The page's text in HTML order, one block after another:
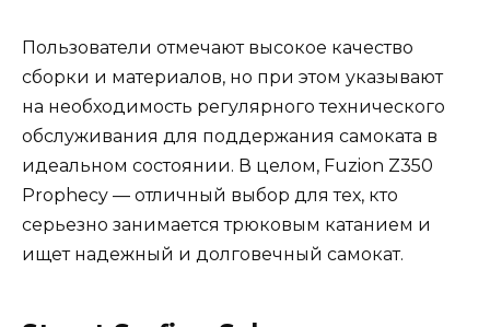
Пользователи отмечают высокое качество
сборки и материалов, но при этом указывают
на необходимость регулярного технического
обслуживания для поддержания самоката в
идеальном состоянии. В целом, Fuzion Z350
Prophecy — отличный выбор для тех, кто
серьезно занимается трюковым катанием и
ищет надежный и долговечный самокат​.